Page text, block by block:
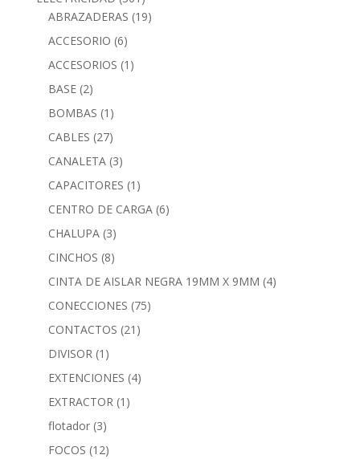
ABRAZADERAS (19)
ACCESORIO (6)
ACCESORIOS (1)
BASE (2)
BOMBAS (1)
CABLES (27)
CANALETA (3)
CAPACITORES (1)
CENTRO DE CARGA (6)
CHALUPA (3)
CINCHOS (8)
CINTA DE AISLAR NEGRA 19MM X 9MM (4)
CONECCIONES (75)
CONTACTOS (21)
DIVISOR (1)
EXTENCIONES (4)
EXTRACTOR (1)
flotador (3)
FOCOS (12)